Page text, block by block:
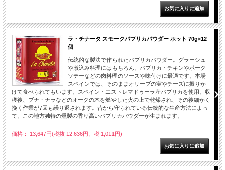
ラ・チナータ スモークパプリカパウダー ホット 70g×12
個
伝統的な製法で作られたパプリカパウダー。グラーシュ
や煮込み料理にはもちろん、パプリカ・チキンやポーク
ソテーなどの肉料理のソースや味付けに最適です。本場
スペインでは、そのままオリーブの実やチーズに振りか
けて食べられてもいます。スペイン・エストレマドゥーラ産パプリカを使用。収
穫後、ブナ・ナラなどのオークの木を燃やした火の上で乾燥され、その後細かく
挽く作業が7回も繰り返されます。昔から守られている伝統的な生産方法によっ
て、この地方独特の燻製の香り高いパプリカパウダーが生まれます。
価格： 13,647円(税抜 12,636円、税 1,011円)